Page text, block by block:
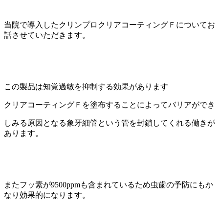
当院で導入したクリンプロクリアコーティングＦについてお
話させていただきます。
この製品は知覚過敏を抑制する効果があります
クリアコーティングＦを塗布することによってバリアができ
しみる原因となる象牙細管という管を封鎖してくれる働きが
あります。
またフッ素が9500ppmも含まれているため虫歯の予防にもか
なり効果的になります。